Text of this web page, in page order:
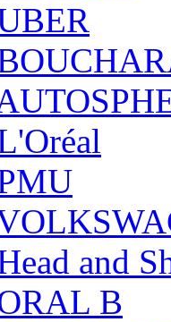
and
B